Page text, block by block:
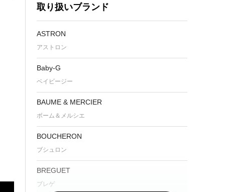
取り扱いブランド
ASTRON
アストロン
Baby-G
ベイビージー
BAUME & MERCIER
ボーム＆メルシエ
BOUCHERON
ブシュロン
BREGUET
ブレゲ